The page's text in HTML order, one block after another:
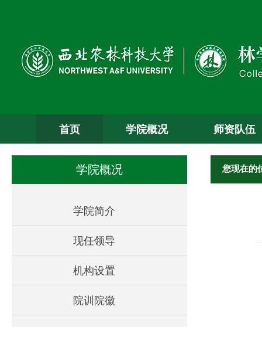
首页 学院概况 师资队伍
学院概况
学院简介
现任领导
机构设置
院训院徽
您现在的